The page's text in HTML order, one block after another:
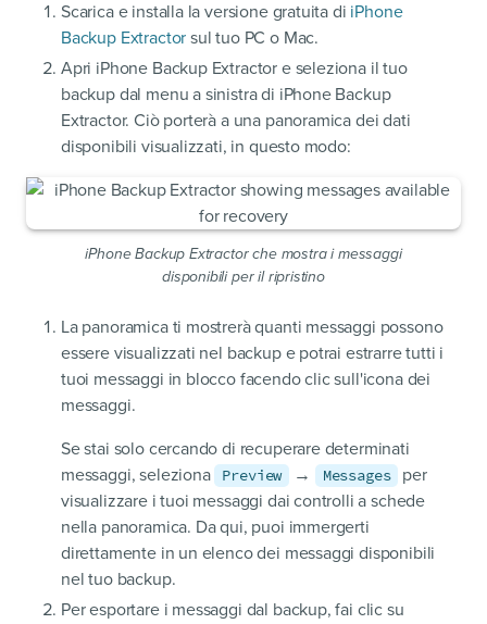
Scarica e installa la versione gratuita di iPhone
Backup Extractor sul tuo PC o Mac.
Apri iPhone Backup Extractor e seleziona il tuo
backup dal menu a sinistra di iPhone Backup
Extractor. Ciò porterà a una panoramica dei dati
disponibili visualizzati, in questo modo:
iPhone Backup Extractor che mostra i messaggi
disponibili per il ripristino
La panoramica ti mostrerà quanti messaggi possono
essere visualizzati nel backup e potrai estrarre tutti i
tuoi messaggi in blocco facendo clic sull'icona dei
messaggi.
Se stai solo cercando di recuperare determinati
messaggi, seleziona
Preview → Messages
per
visualizzare i tuoi messaggi dai controlli a schede
nella panoramica. Da qui, puoi immergerti
direttamente in un elenco dei messaggi disponibili
nel tuo backup.
Per esportare i messaggi dal backup, fai clic su